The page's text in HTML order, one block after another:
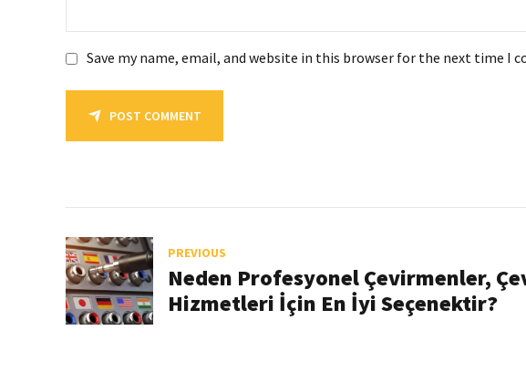
Save my name, email, and website in this browser for the next time I
POST COMMENT
PREVIOUS
Neden Profesyonel Çevirmenler,
Hizmetleri İçin En İyi Seçenektir?